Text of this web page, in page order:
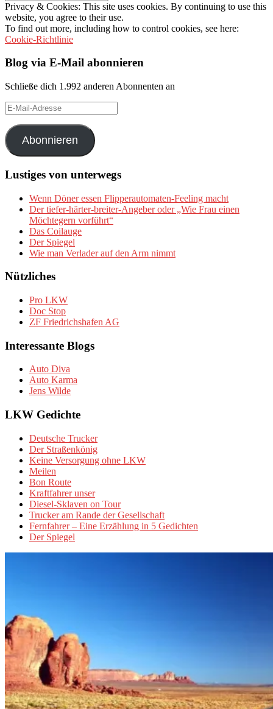
Privacy & Cookies: This site uses cookies. By continuing to use this
website, you agree to their use.
To find out more, including how to control cookies, see here:
Cookie-Richtlinie
Blog via E-Mail abonnieren
Schließe dich 1.992 anderen Abonnenten an
E-
Mail-
Adresse
Abonnieren
Lustiges von unterwegs
Wenn Döner essen Flipperautomaten-Feeling macht
Der tiefer-härter-breiter-Angeber oder „Wie Frau einen
Möchtegern vorführt“
Das Coilauge
Der Spiegel
Wie man Verlader auf den Arm nimmt
Nützliches
Pro LKW
Doc Stop
ZF Friedrichshafen AG
Interessante Blogs
Auto Diva
Auto Karma
Jens Wilde
LKW Gedichte
Deutsche Trucker
Der Straßenkönig
Keine Versorgung ohne LKW
Meilen
Bon Route
Kraftfahrer unser
Diesel-Sklaven on Tour
Trucker am Rande der Gesellschaft
Fernfahrer – Eine Erzählung in 5 Gedichten
Der Spiegel